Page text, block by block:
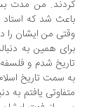
شد که استاد جعفر
من ایشان را دیدم
همین به دنبالش
شدم و فلسفه را رها
سمت تاریخ اسلام رفتم.
یافتم به